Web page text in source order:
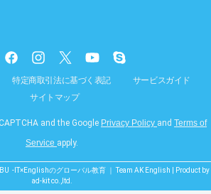
特定商取引法に基づく表記
サービスガイド
サイトマップ
and the Google Privacy Policy and Terms of
Service apply.
-IT×Englishのグローバル教育 ｜ Team AK English | Product by
ad-kit co.,ltd.